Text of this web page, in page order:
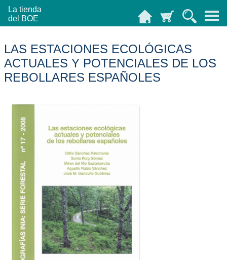
La tienda
del BOE
LAS ESTACIONES ECOLÓGICAS
ACTUALES Y POTENCIALES DE LOS
REBOLLARES ESPAÑOLES